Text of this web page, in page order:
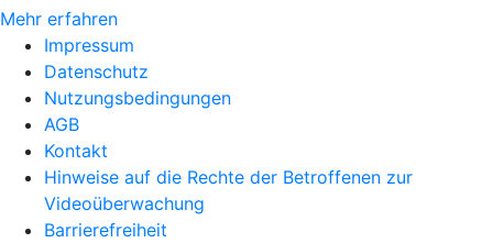
Mehr erfahren
Impressum
Datenschutz
Nutzungsbedingungen
AGB
Kontakt
Hinweise auf die Rechte der Betroffenen zur
Videoüberwachung
Barrierefreiheit